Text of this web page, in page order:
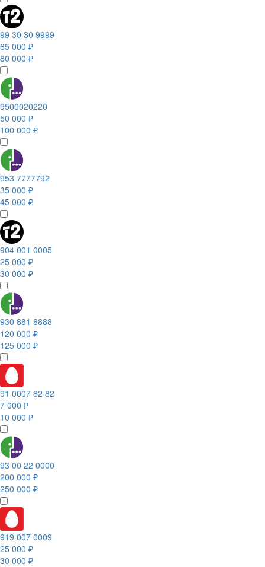
99 30 30 9999
65 000 ₽
80 000 ₽
9500020220
50 000 ₽
100 000 ₽
953 7777792
35 000 ₽
45 000 ₽
904 001 0005
25 000 ₽
30 000 ₽
930 881 8888
120 000 ₽
125 000 ₽
91 0007 82 82
7 000 ₽
10 000 ₽
93 00 22 0000
200 000 ₽
250 000 ₽
919 007 0009
25 000 ₽
30 000 ₽